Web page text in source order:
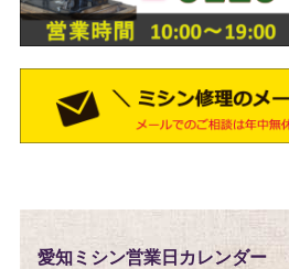
愛知ミシン営業日カレンダー